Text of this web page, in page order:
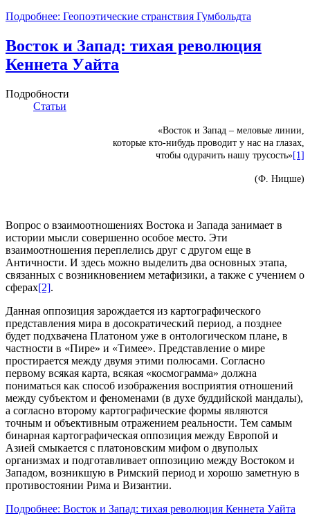
Подробнее: Геопоэтические странствия Гумбольдта
Восток и Запад: тихая революция
Кеннета Уайта
Подробности
Статьи
«Восток и Запад – меловые линии,
которые кто-нибудь проводит у нас на глазах,
чтобы одурачить нашу трусость»[1]
(Ф. Ницше)
Вопрос о взаимоотношениях Востока и Запада занимает в
истории мысли совершенно особое место. Эти
взаимоотношения переплелись друг с другом еще в
Античности. И здесь можно выделить два основных этапа,
связанных с возникновением метафизики, а также с учением о
сферах[2].
Данная оппозиция зарождается из картографического
представления мира в досократический период, а позднее
будет подхвачена Платоном уже в онтологическом плане, в
частности в «Пире» и «Тимее». Представление о мире
простирается между двумя этими полюсами. Согласно
первому всякая карта, всякая «космограмма» должна
пониматься как способ изображения восприятия отношений
между субъектом и феноменами (в духе буддийской мандалы),
а согласно второму картографические формы являются
точным и объективным отражением реальности. Тем самым
бинарная картографическая оппозиция между Европой и
Азией смыкается с платоновским мифом о двуполых
организмах и подготавливает оппозицию между Востоком и
Западом, возникшую в Римский период и хорошо заметную в
противостоянии Рима и Византии.
Подробнее: Восток и Запад: тихая революция Кеннета Уайта